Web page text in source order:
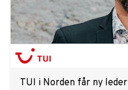
TUI i Norden får ny leder